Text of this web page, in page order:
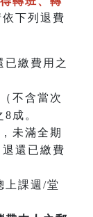
依下列退費
已繳費用之
不含當次
成。
未滿全期
還已繳費
上課週/堂